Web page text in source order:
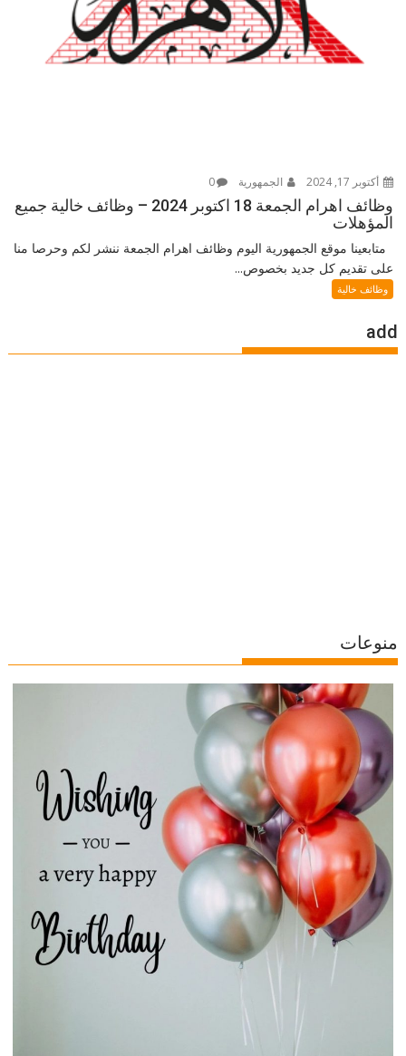
أكتوبر 17, 2024 الجمهورية 0
وظائف اهرام الجمعة 18 اكتوبر 2024 – وظائف خالية جميع
المؤهلات
متابعينا موقع الجمهورية اليوم وظائف اهرام الجمعة ننشر لكم وحرصا منا
على تقديم كل جديد بخصوص...
وظائف خالية
add
منوعات